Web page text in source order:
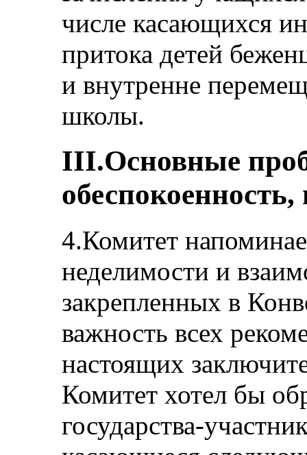
числе касающихся
притока детей
и внутренне
школы.
III.Основные
4.Комитет
неделимости и
закрепленных в
важность всех
настоящих
Комитет хотел бы
государства-